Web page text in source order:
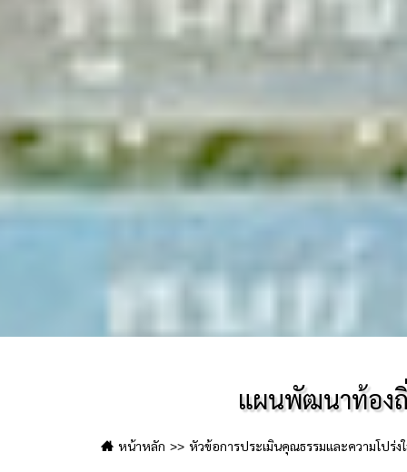
แผนพัฒนาท้อง
หน้าหลัก หัวข้อการประเมินคุณธรรมและความโปร่งใ